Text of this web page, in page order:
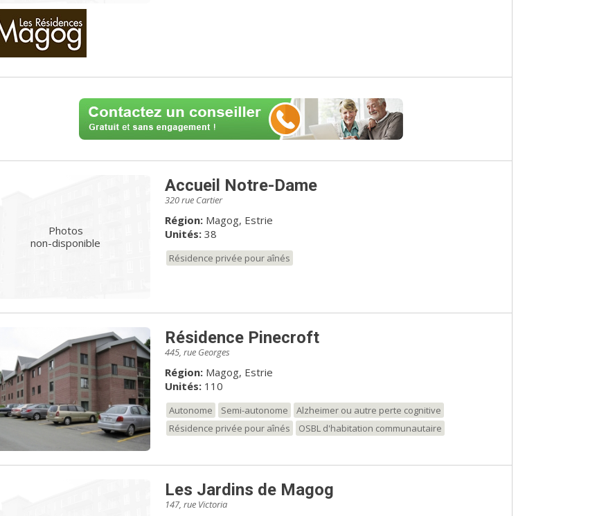
Photos
non-disponible
Accueil Notre-Dame
320 rue Cartier
Région: Magog, Estrie
Unités:38
Résidence privée pour aînés
Résidence Pinecroft
445, rue Georges
Région: Magog, Estrie
Unités:110
Autonome Semi-autonome
Alzheimer ou autre perte cognitive
Résidence privée pour aînés
OSBL d'habitation communautaire
Les Jardins de Magog
147, rue Victoria